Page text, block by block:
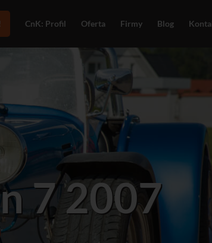
CnK: Profil Oferta Firmy Blog
7 2007